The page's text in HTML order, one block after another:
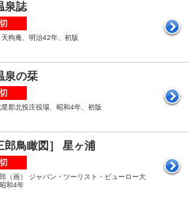
泉誌
狗庵、明治42年、初版
泉の栞
星郡北投庄役場、昭和4年、初版
郎鳥瞰図］ 星ヶ浦
（画） ジャパン・ツーリスト・ビューロー大
和4年